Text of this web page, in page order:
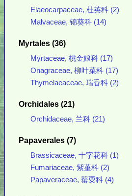
Elaeocarpaceae, 杜英科 (2)
Malvaceae, 锦葵科 (14)
Myrtales (36)
Myrtaceae, 桃金娘科 (17)
Onagraceae, 柳叶菜科 (17)
Thymelaeaceae, 瑞香科 (2)
Orchidales (21)
Orchidaceae, 兰科 (21)
Papaverales (7)
Brassicaceae, 十字花科 (1)
Fumariaceae, 紫堇科 (2)
Papaveraceae, 罂粟科 (4)